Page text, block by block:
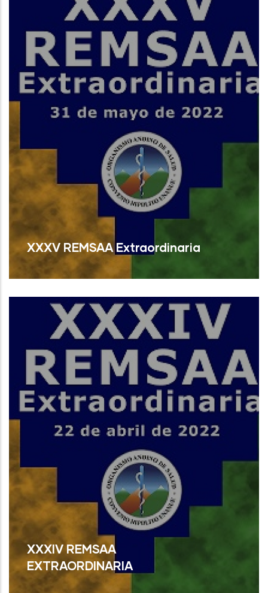
Read More
XXXV REMSAA Extraordinaria
Read More
XXXIV REMSAA
EXTRAORDINARIA